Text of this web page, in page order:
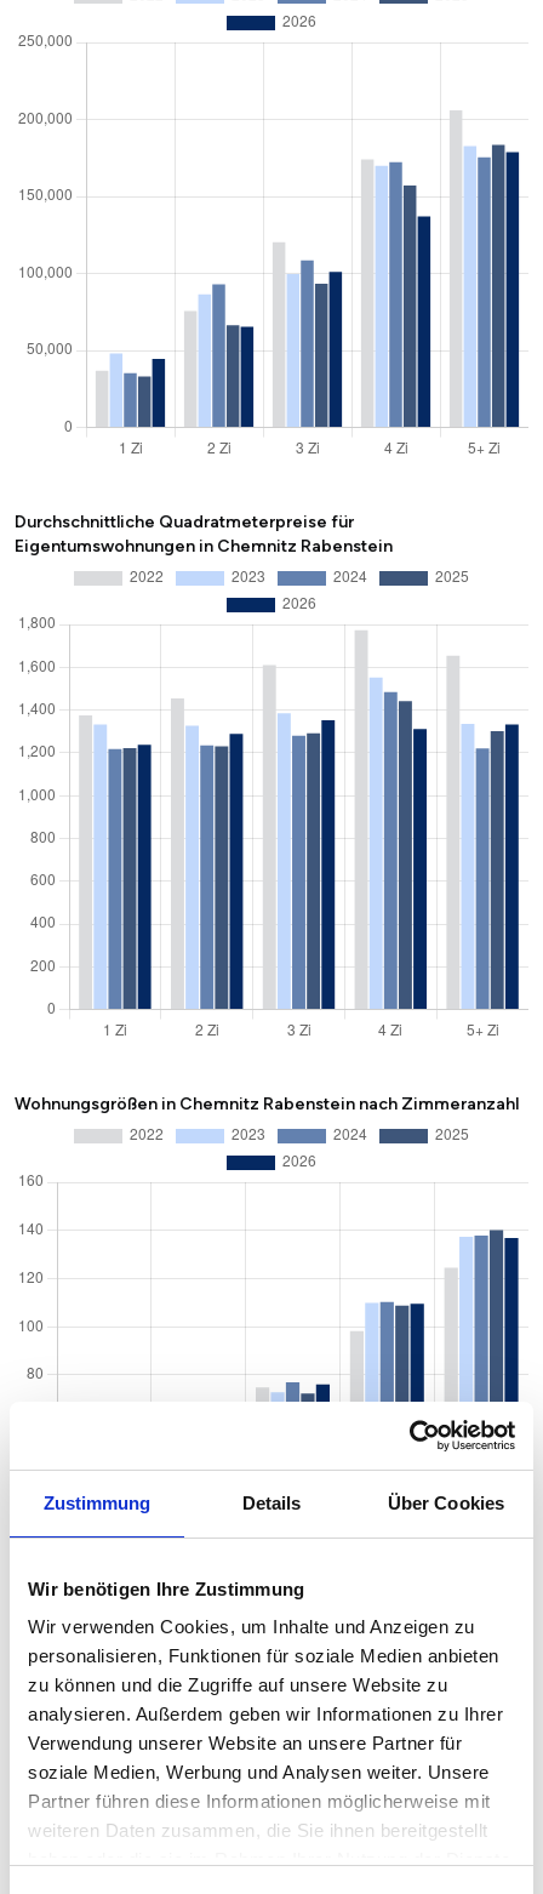
Zustimmung Details Über Cookies
Wir benötigen Ihre Zustimmung
Wir verwenden Cookies, um Inhalte und Anzeigen zu
personalisieren, Funktionen für soziale Medien anbieten
zu können und die Zugriffe auf unsere Website zu
analysieren. Außerdem geben wir Informationen zu Ihrer
Verwendung unserer Website an unsere Partner für
soziale Medien, Werbung und Analysen weiter. Unsere
Partner führen diese Informationen möglicherweise mit
weiteren Daten zusammen, die Sie ihnen bereitgestellt
Durchschnittliche Quadratmeterpreise für
Eigentumswohnungen in Chemnitz Rabenstein
Wohnungsgrößen in Chemnitz Rabenstein nach Zimmeranzahl
Quadratmeterpreise in Chemnitz Rabenstein für
Wohnungen nach Wohnungstyp
Wohnungspreise /m2 2024 2025 2026
zum
1.342 €
+3,17 %